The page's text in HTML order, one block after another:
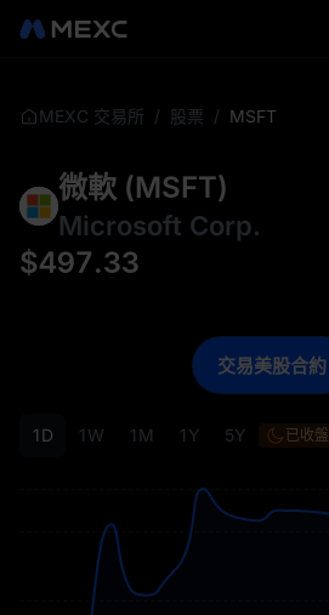
MEXC 交易所 / 股票 / MSFT
微軟 (MSFT)
Microsoft Corp.
$497.33
1D 1W 1M 1Y 5Y 已收盤
交易美股合約